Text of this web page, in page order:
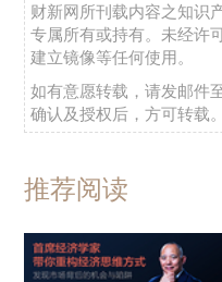
财新网所刊载内容之知识
专属所有或持有。未经许
建立镜像等任何使用。
如有意愿转载，请发邮件
确认及授权后，方可转载。
推荐阅读